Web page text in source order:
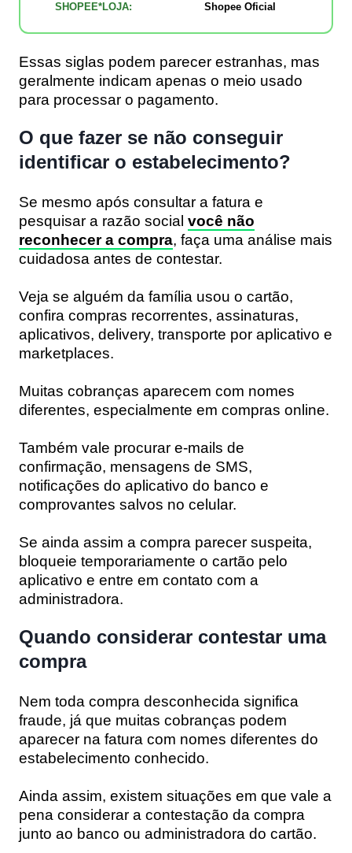
SHOPEE*LOJA: Shopee Oficial
Essas siglas podem parecer estranhas, mas
geralmente indicam apenas o meio usado
para processar o pagamento.
O que fazer se não conseguir
identificar o estabelecimento?
Se mesmo após consultar a fatura e
pesquisar a razão social você não
reconhecer a compra, faça uma análise mais
cuidadosa antes de contestar.
Veja se alguém da família usou o cartão,
confira compras recorrentes, assinaturas,
aplicativos, delivery, transporte por aplicativo e
marketplaces.
Muitas cobranças aparecem com nomes
diferentes, especialmente em compras online.
Também vale procurar e-mails de
confirmação, mensagens de SMS,
notificações do aplicativo do banco e
comprovantes salvos no celular.
Se ainda assim a compra parecer suspeita,
bloqueie temporariamente o cartão pelo
aplicativo e entre em contato com a
administradora.
Quando considerar contestar uma
compra
Nem toda compra desconhecida significa
fraude, já que muitas cobranças podem
aparecer na fatura com nomes diferentes do
estabelecimento conhecido.
Ainda assim, existem situações em que vale a
pena considerar a contestação da compra
junto ao banco ou administradora do cartão.